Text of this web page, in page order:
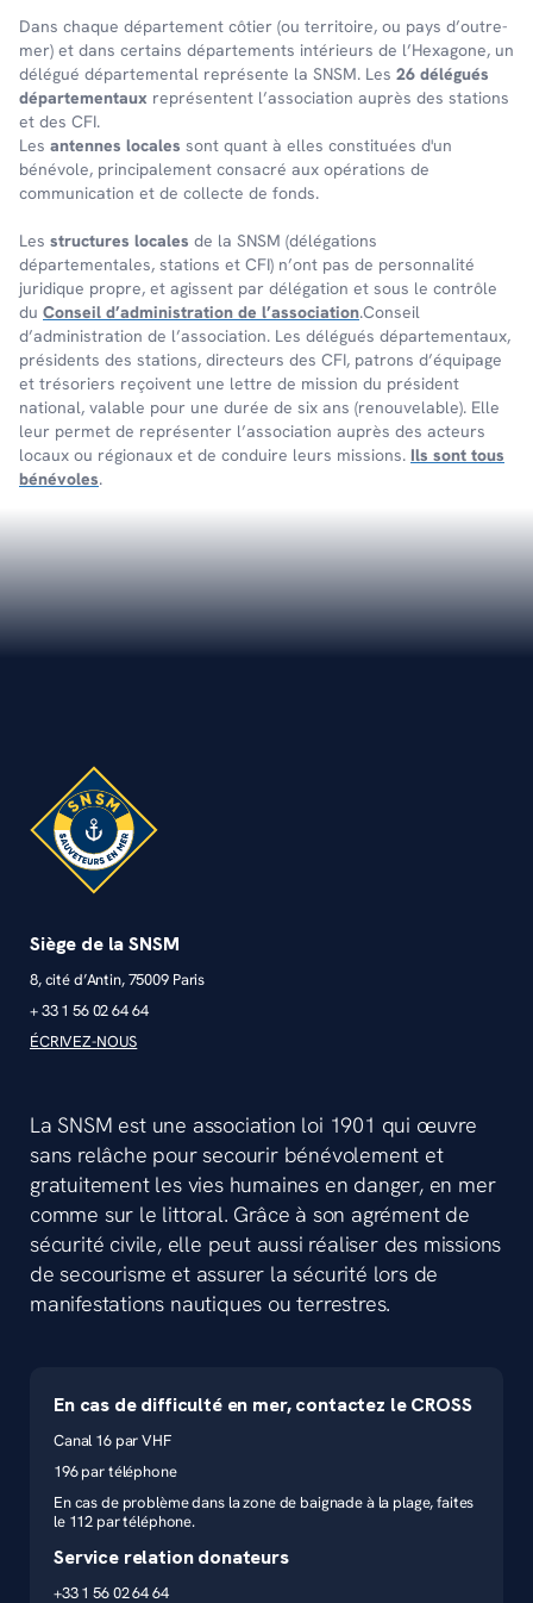
Dans chaque dépar­te­ment côtier (ou terri­toire, ou pays d’outre-
mer) et dans certains dépar­te­ments inté­rieurs de l’Hexa­gone, un
délé­gué dépar­te­men­tal repré­sente la SNSM. Les 26 délégués
départementaux représentent l’association auprès des stations
et des CFI.
Les antennes locales sont quant à elles constituées d'un
bénévole, principalement consacré aux opérations de
communication et de collecte de fonds.
Les structures locales de la SNSM (délégations
départementales, stations et CFI) n’ont pas de personnalité
juridique propre, et agissent par délégation et sous le contrôle
du Conseil d’administration de l’association.Conseil
d’administration de l’association. Les délégués départementaux,
présidents des stations, directeurs des CFI, patrons d’équipage
et trésoriers reçoivent une lettre de mission du président
national, valable pour une durée de six ans (renouvelable). Elle
leur permet de représenter l’association auprès des acteurs
locaux ou régionaux et de conduire leurs missions. Ils sont tous
bénévoles.
Siège de la SNSM
8, cité d’Antin, 75009 Paris
+ 33 1 56 02 64 64
ÉCRIVEZ-NOUS
La SNSM est une association loi 1901 qui œuvre
sans relâche pour secourir bénévolement et
gratuitement les vies humaines en danger, en mer
comme sur le littoral. Grâce à son agrément de
sécurité civile, elle peut aussi réaliser des missions
de secourisme et assurer la sécurité lors de
manifestations nautiques ou terrestres.
En cas de difficulté en mer, contactez le CROSS
Canal 16 par VHF
196 par téléphone
En cas de problème dans la zone de baignade à la plage, faites
le 112 par téléphone.
Service relation donateurs
+33 1 56 02 64 64